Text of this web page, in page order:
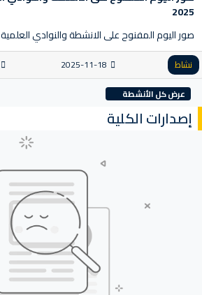
2025
صور اليوم المفنوح على الانشطة والنوادي العلمية 17 نوفمبر 2025
نشاط 2025-11-18
عرض كل الأنشطة
إصدارات الكلية